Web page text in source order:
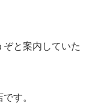
と案内していた
す。